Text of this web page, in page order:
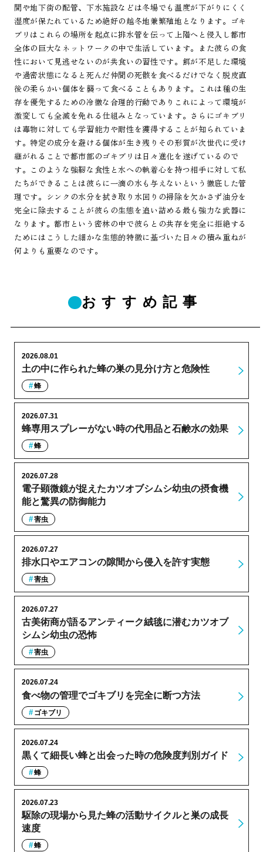
間や地下街の配管、下水施設などは冬場でも温度が下がりにくく
湿度が保たれているため絶好の越冬地兼繁殖地となります。ゴキ
ブリはこれらの場所を起点に排水管を伝って上階へと侵入し都市
全体の巨大なネットワークの中で生活しています。また彼らの食
性において見逃せないのが共食いの習性です。餌が不足した環境
や過密状態になると死んだ仲間の死骸を食べるだけでなく脱皮直
後の柔らかい個体を襲って食べることもあります。これは種の生
存を優先するための冷徹な合理的行動でありこれによって環境が
激変しても全滅を免れる仕組みとなっています。さらにゴキブリ
は毒物に対しても学習能力や耐性を獲得することが知られていま
す。特定の成分を避ける個体が生き残りその形質が次世代に受け
継がれることで都市部のゴキブリは日々進化を遂げているので
す。このような強靭な食性と水への執着心を持つ相手に対して私
たちができることは彼らに一滴の水も与えないという徹底した管
理です。シンクの水分を拭き取り水回りの掃除を欠かさず油分を
完全に除去することが彼らの生態を追い詰める最も強力な武器に
なります。都市という密林の中で彼らとの共存を完全に拒絶する
ためにはこうした細かな生態的特徴に基づいた日々の積み重ねが
何よりも重要なのです。
おすすめ記事
土の中に作られた蜂の巣の見分け方と危険性
2026.08.01
蜂
蜂専用スプレーがない時の代用品と石鹸水の効果
2026.07.31
蜂
電子顕微鏡が捉えたカツオブシムシ幼虫の摂食機
能と驚異の防御能力
2026.07.28
害虫
排水口やエアコンの隙間から侵入を許す実態
2026.07.27
害虫
古美術商が語るアンティーク絨毯に潜むカツオブ
シムシ幼虫の恐怖
2026.07.27
害虫
食べ物の管理でゴキブリを完全に断つ方法
2026.07.24
ゴキブリ
黒くて細長い蜂と出会った時の危険度判別ガイド
2026.07.24
蜂
駆除の現場から見た蜂の活動サイクルと巣の成長
速度
2026.07.23
蜂